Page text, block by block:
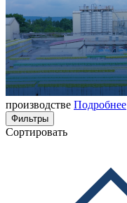
производстве Подробнее
Фильтры
Сортировать